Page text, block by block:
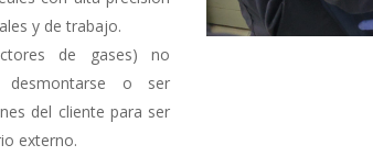
y de trabajo.
de gases) no
desmontarse o ser
del cliente para ser
externo.